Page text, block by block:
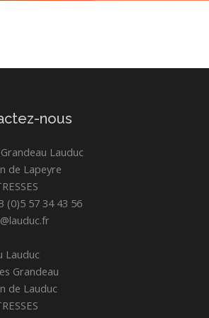
nous
Lauduc
de Lapeyre
(0)5 57 34 43 56
Lauduc
Grandeau
de Lauduc